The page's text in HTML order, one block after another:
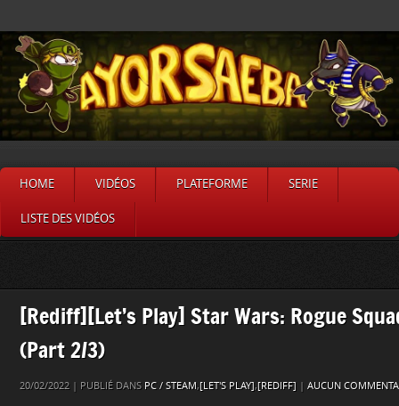
HOME VIDÉOS PLATEFORME SERIE
LISTE DES VIDÉOS
[Rediff][Let’s Play] Star Wars: Rogue
(Part 2/3)
20/02/2022 | PUBLIÉ DANS PC / STEAM,[LET'S PLAY],[REDIFF] AUCUN